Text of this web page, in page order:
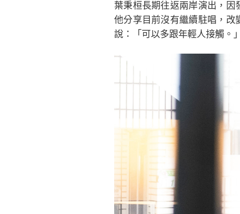
葉秉桓長期往返兩岸演出，因
他分享目前沒有繼續駐唱，改
說：「可以多跟年輕人接觸。